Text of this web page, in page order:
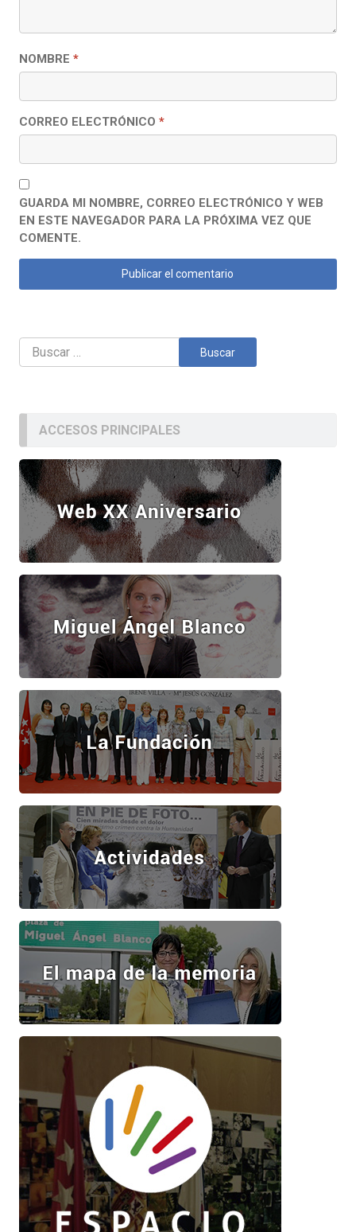
NOMBRE *
CORREO ELECTRÓNICO *
GUARDA MI NOMBRE, CORREO ELECTRÓNICO Y WEB
EN ESTE NAVEGADOR PARA LA PRÓXIMA VEZ QUE
COMENTE.
Buscar:
ACCESOS PRINCIPALES